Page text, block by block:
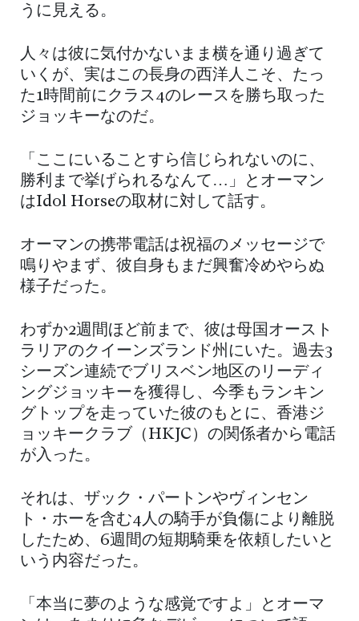
うに見える。
人々は彼に気付かないまま横を通り過ぎて
いくが、実はこの長身の西洋人こそ、たっ
た1時間前にクラス4のレースを勝ち取った
ジョッキーなのだ。
「ここにいることすら信じられないのに、
勝利まで挙げられるなんて…」とオーマン
はIdol Horseの取材に対して話す。
オーマンの携帯電話は祝福のメッセージで
鳴りやまず、彼自身もまだ興奮冷めやらぬ
様子だった。
わずか2週間ほど前まで、彼は母国オースト
ラリアのクイーンズランド州にいた。過去3
シーズン連続でブリスベン地区のリーディ
ングジョッキーを獲得し、今季もランキン
グトップを走っていた彼のもとに、香港ジ
ョッキークラブ（HKJC）の関係者から電話
が入った。
それは、ザック・パートンやヴィンセン
ト・ホーを含む4人の騎手が負傷により離脱
したため、6週間の短期騎乗を依頼したいと
いう内容だった。
「本当に夢のような感覚ですよ」とオーマ